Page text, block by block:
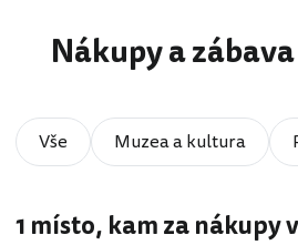
Nákupy a
Vše Muzea a kultura
1 místo, kam za nákupy